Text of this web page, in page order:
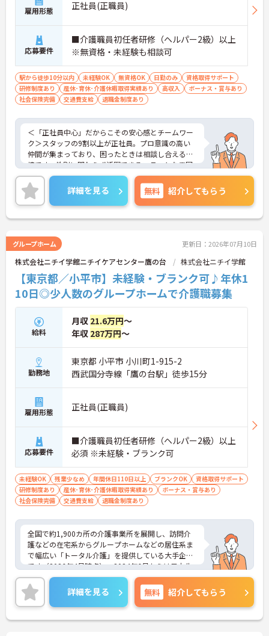
雇用形態 正社員(正職員)
応募要件
■介護職員初任者研修（ヘルパー2級）以上
※無資格・未経験も相談可
駅から徒歩10分以内 未経験OK 無資格OK 日勤のみ
資格取得サポート
研修制度あり
産休･育休･介護休暇取得実績あり 高収入
ボーナス・賞与あり
社会保険完備
交通費支給 退職金制度あり
＜「正社員中心」だからこその安心感とチームワー
ク＞スタッフの9割以上が正社員。プロ意識の高い
仲間が集まっており、困ったときは相談し合える環
境です。性別に関わらず活躍できるフラットな雰囲
気があります。
＜電動自転車でラクラク移動！身体への負担を軽減
＞会社から1人1台、専用の電動自転車が支給されま
す（一部例外あり）。お客様のご自宅への移動が快
適になるだけでなく、貸与された自転車での通勤も
合えます。
＜頑張りがしっかり給与に反映される仕組み＞「社
員を大事にする」をモットーに、業界トップクラス
の給与水準を目指しています。賞与は年2回あり、資
格手当や土日出勤手当も充実。キャリアパスも明確
で、管理者へのステップアップなど、頑張りに応じ
て収入もやりがいもアップします。
詳細を見る 無料 紹介してもらう
グループホーム 更新日：2026年07月10日
株式会社ニチイ学館ニチイケアセンター鷹の台 株式会社ニチイ学館
【東京都／小平市】未経験・ブランク可♪年休1
10日◎少人数のグループホームで介護職募集
給料
月収 21.6万円～
年収 287万円～
勤務地
東京都 小平市 小川町1-915-2
西武国分寺線「鷹の台駅」徒歩15分
雇用形態 正社員(正職員)
応募要件
■介護職員初任者研修（ヘルパー2級）以上
必須 ※未経験・ブランク可
未経験OK 残業少なめ 年間休日110日以上 ブランクOK
資格取得サポート
研修制度あり
産休･育休･介護休暇取得実績あり
ボーナス・賞与あり
社会保険完備
交通費支給 退職金制度あり
全国で約1,900カ所の介護事業所を展開し、訪問介
護などの在宅系からグループホームなどの居住系ま
で幅広い「トータル介護」を提供している大手企業
です（2026年4月時点）。2024年6月からは日本生
命グループの一員となり、さらに安定した経営基盤
のもとでお客様に安心をお届けしています。職員一
人ひとりの「働きやすさ」と「キャリア」を大切に
する社風が特徴です。福利厚生が非常に充実してお
り、10歳～18歳のお子様を持つ方への「子ども手
詳細を見る 無料 紹介してもらう